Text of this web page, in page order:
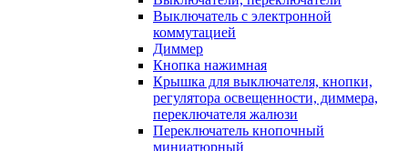
Выключатель с электронной
коммутацией
Диммер
Кнопка нажимная
Крышка для выключателя, кнопки,
регулятора освещенности, диммера,
переключателя жалюзи
Переключатель кнопочный
миниатюрный